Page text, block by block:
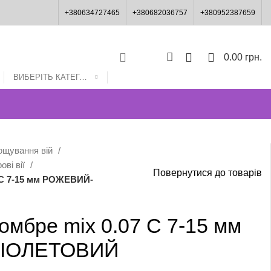
+380634727465 +380682036757 +380952387659
ВИБЕРІТЬ КАТЕГОРІЮ
0.00 грн.
вій
вії
С 7-15 мм РОЖЕВИЙ-
Повернутися до товарів
омбре mix 0.07 С 7-15 мм